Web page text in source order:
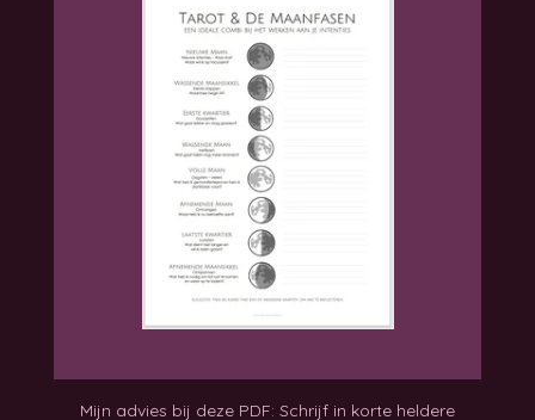
Mijn advies bij deze PDF: Schrijf in korte heldere